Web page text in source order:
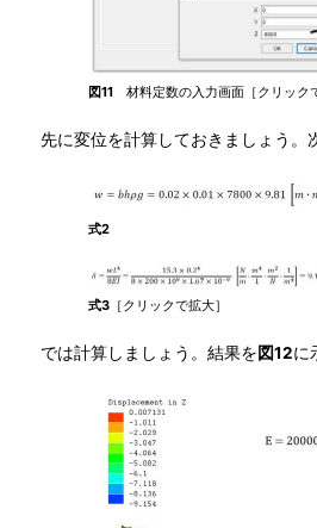
図11 材料定数の入力画面［クリック
先に変位を計算しておきましょう。
式2
式3 ［クリックで拡大］
では計算しましょう。結果を図12に